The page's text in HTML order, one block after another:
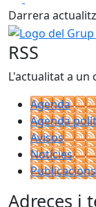
Darrera
Logo del Grup
RSS
L'actualitat a un
Agenda
Agenda
Avisos
Notícies
Publicacions
Adreces i